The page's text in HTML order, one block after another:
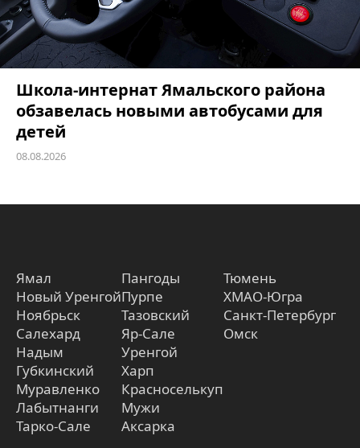
Школа-интернат Ямальского района
обзавелась новыми автобусами для
детей
08.08.2026
Ямал
Новый Уренгой
Ноябрьск
Салехард
Надым
Губкинский
Муравленко
Лабытнанги
Тарко-Сале
Пангоды
Пурпе
Тазовский
Яр-Сале
Уренгой
Харп
Красноселькуп
Мужи
Аксарка
Тюмень
ХМАО-Югра
Санкт-Петербург
Омск